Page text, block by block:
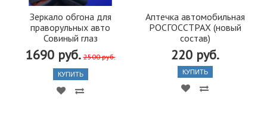
Зеркало обгона для
праворульных авто
Совиный глаз
1690 руб. 2500 руб.
КУПИТЬ
Аптечка автомобильная
РОСГОССТРАХ (новый
состав)
220 руб.
КУПИТЬ